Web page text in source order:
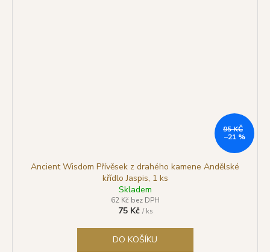
95 KČ
–21 %
Ancient Wisdom Přívěsek z drahého kamene Andělské
křídlo Jaspis, 1 ks
Skladem
62 Kč bez DPH
75 Kč / ks
DO KOŠÍKU